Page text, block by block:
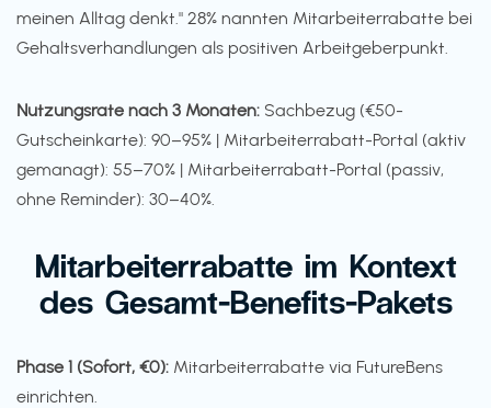
meinen Alltag denkt." 28% nannten Mitarbeiterrabatte bei
Gehaltsverhandlungen als positiven Arbeitgeberpunkt.
Nutzungsrate nach 3 Monaten: Sachbezug (€50-
Gutscheinkarte): 90–95% | Mitarbeiterrabatt-Portal (aktiv
gemanagt): 55–70% | Mitarbeiterrabatt-Portal (passiv,
ohne Reminder): 30–40%.
Mitarbeiterrabatte im Kontext
des Gesamt-Benefits-Pakets
Phase 1 (Sofort, €0): Mitarbeiterrabatte via FutureBens
einrichten.